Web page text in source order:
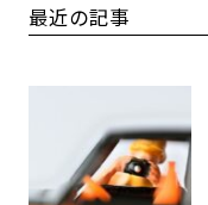
最近の記事